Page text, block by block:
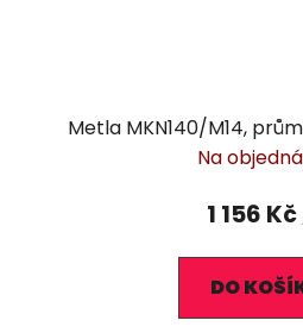
Metla MKN140/M14,
Na
1 156 Kč
DO